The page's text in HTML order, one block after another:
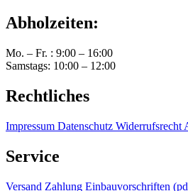
Abholzeiten:
Mo. – Fr. : 9:00 – 16:00
Samstags: 10:00 – 12:00
Rechtliches
Impressum Datenschutz Widerrufsrecht
Service
Versand Zahlung Einbauvorschriften